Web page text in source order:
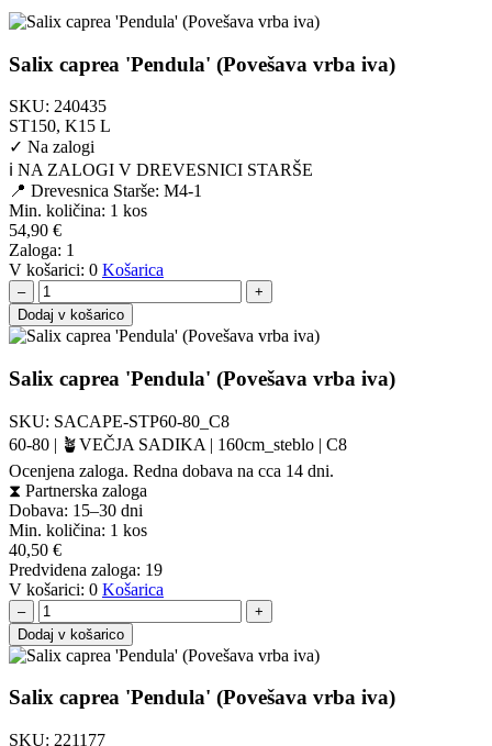
Salix caprea 'Pendula' (Povešava vrba iva)
SKU: 240435
ST150, K15 L
✓ Na zalogi
ℹ️ NA ZALOGI V DREVESNICI STARŠE
📍 Drevesnica Starše: M4-1
Min. količina: 1 kos
54,90 €
Zaloga: 1
V košarici: 0 Košarica
–
+
Dodaj v košarico
Salix caprea 'Pendula' (Povešava vrba iva)
SKU: SACAPE-STP60-80_C8
60-80 | 🪴VEČJA SADIKA | 160cm_steblo | C8
Ocenjena zaloga. Redna dobava na cca 14 dni.
⧗ Partnerska zaloga
Dobava: 15–30 dni
Min. količina: 1 kos
40,50 €
Predvidena zaloga: 19
V košarici: 0 Košarica
–
+
Dodaj v košarico
Salix caprea 'Pendula' (Povešava vrba iva)
SKU: 221177